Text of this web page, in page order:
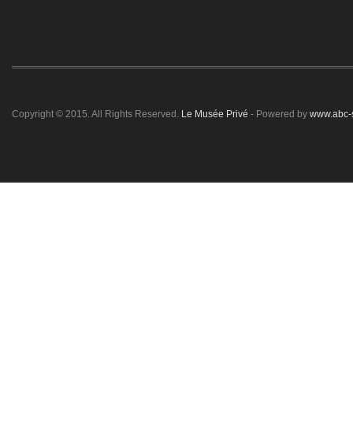
Copyright © 2015. All Rights Reserved. Le Musée Privé - Powered by